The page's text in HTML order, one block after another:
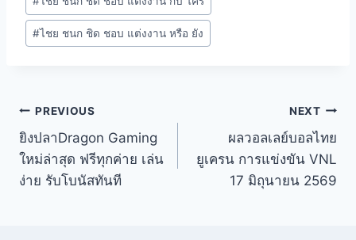
#ไชย ชนก ชิด ชอบ แต่งงาน หรือ ยัง
PREVIOUS
ยิงปลาDragon Gaming
ใหม่ล่าสุด ฟรีทุกค่าย เล่น
ง่าย รับโบนัสทันที
NEXT
ผลวอลเลย์บอลไทย
ยูเครน การแข่งขัน VNL
17 มิถุนายน 2569